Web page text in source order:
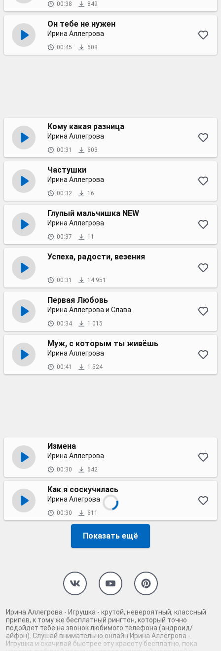
00:38 849
Он тебе не нужен
Ирина Аллегрова
00:45 608
Кому какая разница
Ирина Аллегрова
00:31 603
Частушки
Ирина Аллегрова
00:32 16
Глупый мальчишка NEW
Ирина Аллегрова
00:37 11
Успеха, радости, везения
00:31 14 951
Первая Любовь
Ирина Аллегрова и Слава
00:34 1 015
Муж, с которым ты живёшь
Ирина Аллегрова
00:41 1 524
Измена
Ирина Аллегрова
00:30 642
Как я соскучилась
Ирина Алегрова
00:30 611
Показать ещё
Ирина Аллегрова - Игрушка - крутой, невероятный, классный
припев, к тому же бесплатный рингтон, который точно
подойдет тебе на звонок любимого телефона (андроид/
айфон). Слушай внимательно онлайн Ирина Аллегрова -
Игрушка и скачивай быстрее эту красоту бесплатно, пока